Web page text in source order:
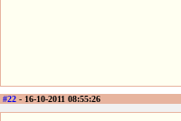
#22 - 16-10-2011 08:55:26